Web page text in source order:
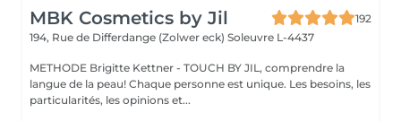
MBK Cosmetics by Jil
192
194, Rue de Differdange (Zolwer eck) Soleuvre L-4437
METHODE Brigitte Kettner - TOUCH BY JIL, comprendre la
langue de la peau! Chaque personne est unique. Les besoins, les
particularités, les opinions et...